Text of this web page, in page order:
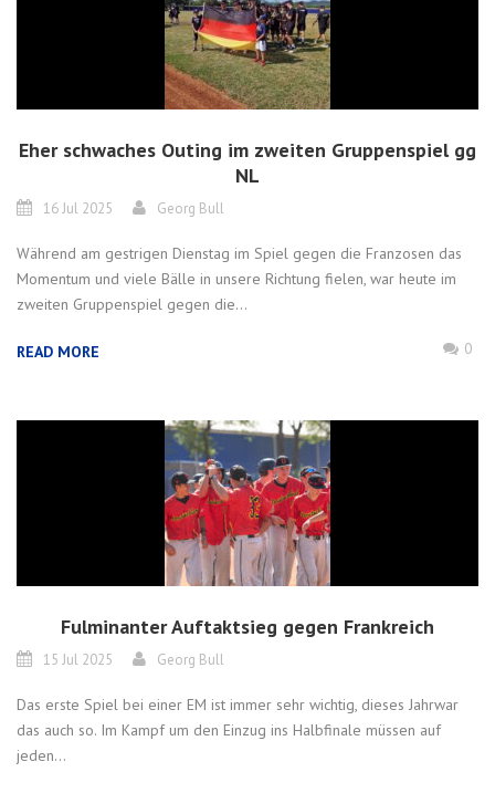
Eher schwaches Outing im zweiten Gruppenspiel gg
NL
16 Jul 2025 Georg Bull
Während am gestrigen Dienstag im Spiel gegen die Franzosen das
Momentum und viele Bälle in unsere Richtung fielen, war heute im
zweiten Gruppenspiel gegen die...
READ MORE 0
Fulminanter Auftaktsieg gegen Frankreich
15 Jul 2025 Georg Bull
Das erste Spiel bei einer EM ist immer sehr wichtig, dieses Jahrwar
das auch so. Im Kampf um den Einzug ins Halbfinale müssen auf
jeden...